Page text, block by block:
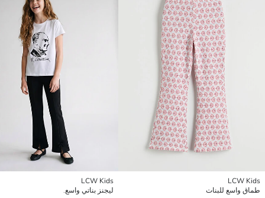
LCW Kids
طماق واسع للبنات
LCW Kids
ليجنز بناتي واسع.